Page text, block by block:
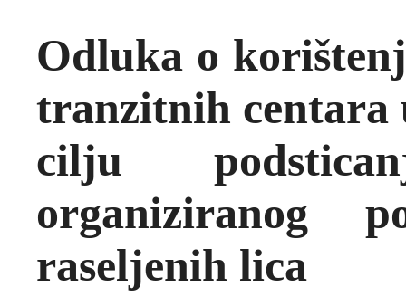
Odluka o
tranzitnih centara
cilju
organiziranog
raseljenih lica